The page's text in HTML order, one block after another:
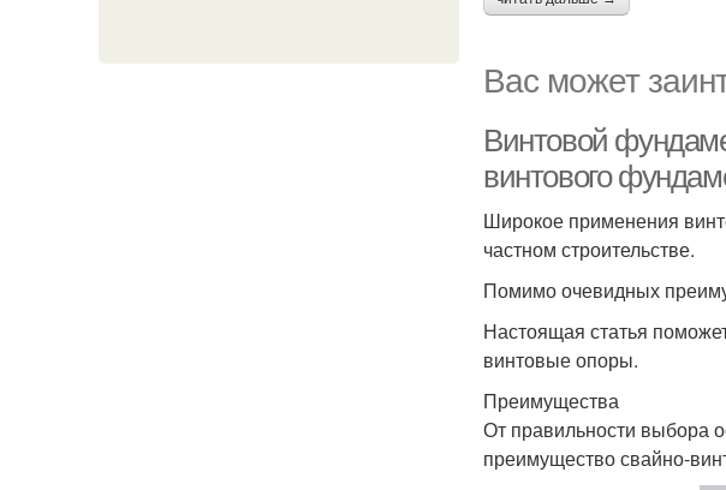
Вас может
Винтовой
винтового
Широкое применения
частном строительстве.
Помимо очевидных
Настоящая статья
винтовые опоры.
Преимущества
От правильности выбора
преимущество свайно-